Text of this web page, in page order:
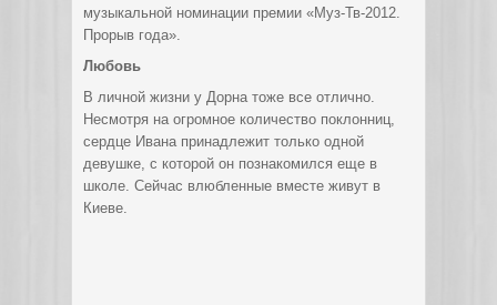
музыкальной номинации премии «Муз-Тв-2012.
Прорыв года».
Любовь
В личной жизни у Дорна тоже все отлично.
Несмотря на огромное количество поклонниц,
сердце Ивана принадлежит только одной
девушке, с которой он познакомился еще в
школе. Сейчас влюбленные вместе живут в
Киеве.